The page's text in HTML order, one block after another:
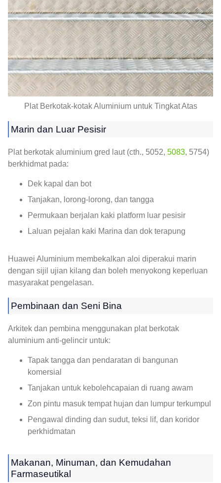
Plat Berkotak-kotak Aluminium untuk Tingkat Atas
Marin dan Luar Pesisir
Plat berkotak aluminium gred laut (cth., 5052, 5083, 5754)
berkhidmat pada:
Dek kapal dan bot
Tanjakan, lorong-lorong, dan tangga
Permukaan berjalan kaki platform luar pesisir
Laluan pejalan kaki Marina dan dok terapung
Huawei Aluminium membekalkan aloi diperakui marin
dengan sijil ujian kilang dan boleh menyokong keperluan
masyarakat pengelasan.
Pembinaan dan Seni Bina
Arkitek dan pembina menggunakan plat berkotak
aluminium anti-gelincir untuk:
Tapak tangga dan pendaratan di bangunan
komersial
Tanjakan untuk kebolehcapaian di ruang awam
Zon pintu masuk tempat hujan dan lumpur terkumpul
Pengawal dinding dan sudut, teksi lif, dan koridor
perkhidmatan
Makanan, Minuman, dan Kemudahan
Farmaseutikal